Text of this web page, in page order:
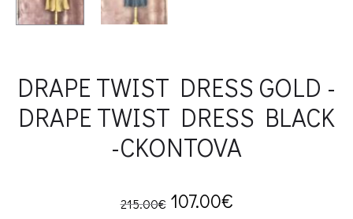
DRAPE TWIST DRESS GOLD -
DRAPE TWIST DRESS BLACK
-CKONTOVA
215.00€ Original
107.00€Current